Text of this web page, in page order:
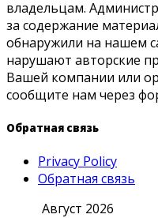
владельцам.
за содержание
обнаружили на нашем
нарушают авторские
Вашей компании или
сообщите нам через
Обратная связь
Privacy Policy
Обратная связь
Август 2026